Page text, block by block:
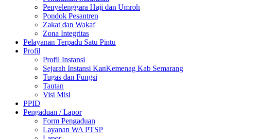
Penyelenggara Haji dan Umroh
Pondok Pesantren
Zakat dan Wakaf
Zona Integritas
Pelayanan Terpadu Satu Pintu
Profil
Profil Instansi
Sejarah Instansi KanKemenag Kab Semarang
Tugas dan Fungsi
Tautan
Visi Misi
PPID
Pengaduan / Lapor
Form Pengaduan
Layanan WA PTSP